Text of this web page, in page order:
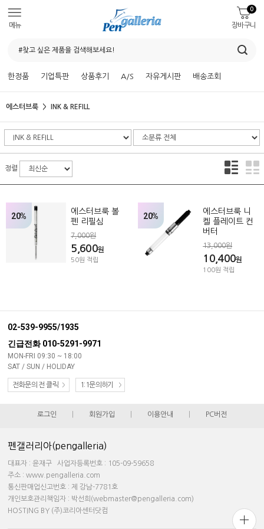
메뉴 장바구니
0
한정품 기업특판 상품후기 A/S 자유게시판 배송조회
에스터브룩 INK & REFILL
정렬
20%
에스터브룩 볼
펜 리필심
7,000원
5,600원
50원 적립
20%
에스터브룩 니
켈 플레이트 컨
버터
13,000원
10,400원
100원 적립
02-539-9955/1935
긴급전화 010-5291-9971
MON-FRI 09:30 ~ 18:00
SAT / SUN / HOLIDAY
전화문의 전 클릭 1:1문의하기
로그인 회원가입 이용안내 PC버전
펜갤러리아(pengalleria)
대표자 : 윤재구 사업자등록번호 : 105-09-59658
주소 : www.pengalleria.com
통신판매업신고번호 : 제 강남-7781호
개인보호관리책임자 : 박선희(webmaster@pengalleria.com)
HOSTING BY (주)코리아센터닷컴